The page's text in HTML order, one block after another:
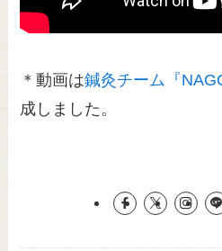
＊動画は鍼灸チーム『
成しました。